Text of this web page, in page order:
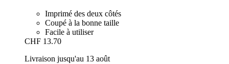
Imprimé des deux côtés
Coupé à la bonne taille
Facile à utiliser
CHF 13.70
Livraison jusqu'au 13 août